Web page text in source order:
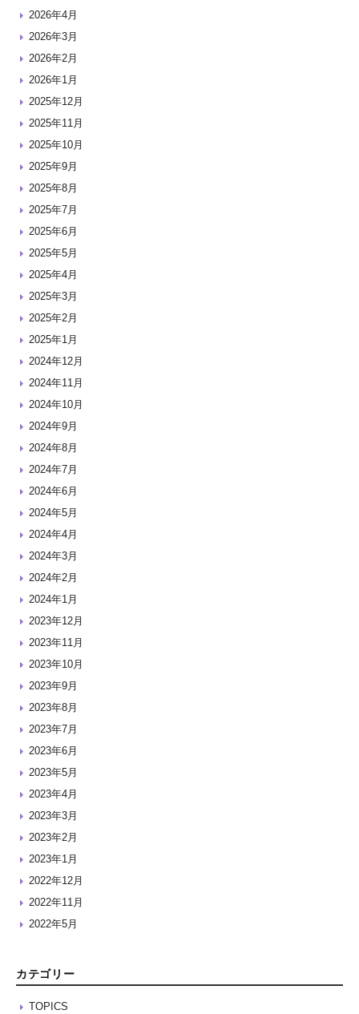
2026年4月
2026年3月
2026年2月
2026年1月
2025年12月
2025年11月
2025年10月
2025年9月
2025年8月
2025年7月
2025年6月
2025年5月
2025年4月
2025年3月
2025年2月
2025年1月
2024年12月
2024年11月
2024年10月
2024年9月
2024年8月
2024年7月
2024年6月
2024年5月
2024年4月
2024年3月
2024年2月
2024年1月
2023年12月
2023年11月
2023年10月
2023年9月
2023年8月
2023年7月
2023年6月
2023年5月
2023年4月
2023年3月
2023年2月
2023年1月
2022年12月
2022年11月
2022年5月
カテゴリー
TOPICS